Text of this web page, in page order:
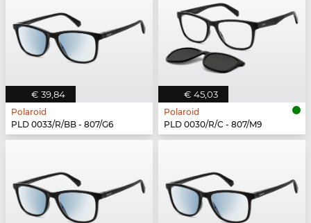
€ 39,84
Polaroid
PLD 0033/R/BB - 807/G6
€ 45,03
Polaroid
PLD 0030/R/C - 807/M9